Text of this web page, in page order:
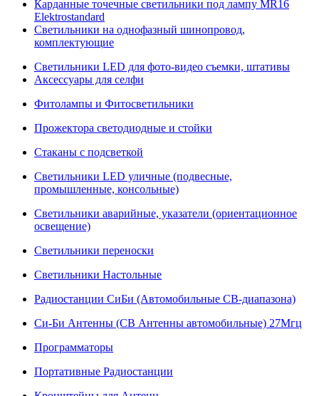
Карданные точечные светильники под лампу MR16
Elektrostandard
Светильники на однофазный шинопровод,
комплектующие
Светильники LED для фото-видео съемки, штативы
Аксессуары для селфи
Фитолампы и Фитосветильники
Прожектора светодиодные и стойки
Стаканы с подсветкой
Светильники LED уличные (подвесные,
промышленные, консольные)
Светильники аварийные, указатели (ориентационное
освещение)
Светильники переноски
Светильники Настольные
Радиостанции СиБи (Автомобильные СВ-диапазона)
Си-Би Антенны (СВ Антенны автомобильные) 27Мгц
Программаторы
Портативные Радиостанции